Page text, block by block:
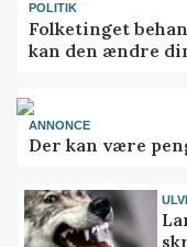
POLITIK
Folketinget
kan den ændre
ANNONCE
Der kan være